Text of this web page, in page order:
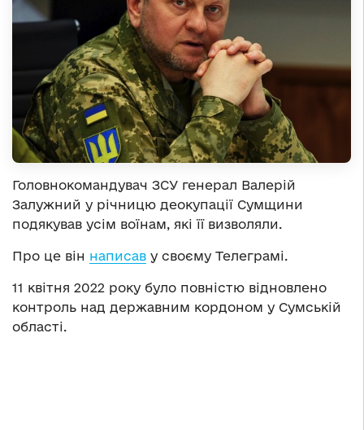
Головнокомандувач ЗСУ генерал Валерій
Залужний у річницю деокупації Сумщини
подякував усім воїнам, які її визволяли.
Про це він написав у своєму Телеграмі.
11 квітня 2022 року було повністю відновлено
контроль над державним кордоном у Сумській
області.